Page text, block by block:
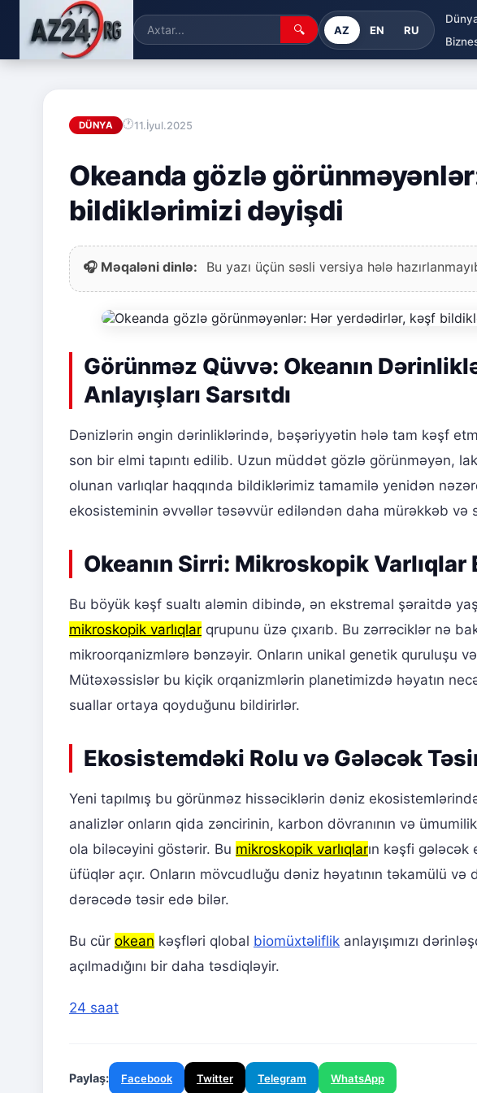
🔍 AZ EN RU
DÜNYA 11.İyul.2025
Okeanda gözlə
bildiklərimizi dəyişdi
🎧 Məqaləni dinlə: Bu yazı üçün səsli versiya hələ
Görünməz Qüvvə: Okeanın
Anlayışları Sarsıtdı
Dənizlərin əngin dərinliklərində, bəşəriyyətin hələ tam kəşf
son bir elmi tapıntı edilib. Uzun müddət gözlə görünməyən,
olunan varlıqlar haqqında bildiklərimiz tamamilə yenidən
ekosisteminin əvvəllər təsəvvür ediləndən daha mürəkkəb və
Okeanın Sirri: Mikroskopik
Bu böyük kəşf sualtı aləmin dibində, ən ekstremal şəraitdə
mikroskopik varlıqlar qrupunu üzə çıxarıb. Bu zərrəciklər nə
mikroorqanizmlərə bənzəyir. Onların unikal genetik quruluşu
Mütəxəssislər bu kiçik orqanizmlərin planetimizdə həyatın
suallar ortaya qoyduğunu bildirirlər.
Ekosistemdəki Rolu və Gələcək
Yeni tapılmış bu görünməz hissəciklərin dəniz
analizlər onların qida zəncirinin, karbon dövranının və
ola biləcəyini göstərir. Bu mikroskopik varlıqların kəşfi
üfüqlər açır. Onların mövcudluğu dəniz həyatının təkamülü və
dərəcədə təsir edə bilər.
Bu cür okean kəşfləri qlobal biomüxtəliflik anlayışımızı
açılmadığını bir daha təsdiqləyir.
24 saat
Paylaş: Facebook Twitter Telegram WhatsApp